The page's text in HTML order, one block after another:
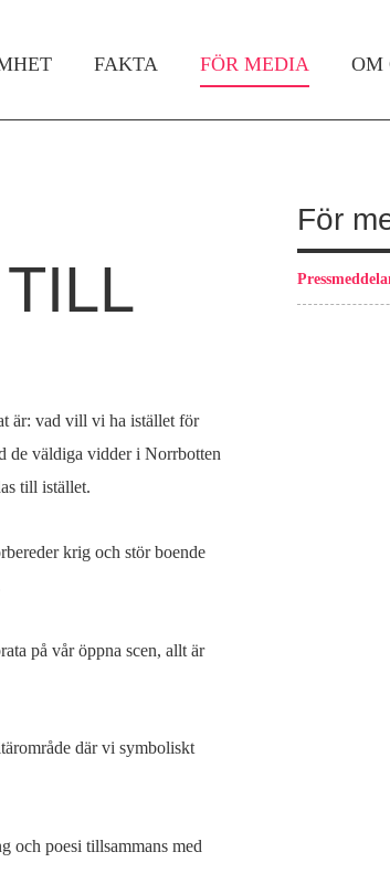
FAKTA FÖR MEDIA OM
är: vad vill vi ha istället för
de väldiga vidder i Norrbotten
till istället.
krig och stör boende
på vår öppna scen, allt är
där vi symboliskt
och poesi tillsammans med
För